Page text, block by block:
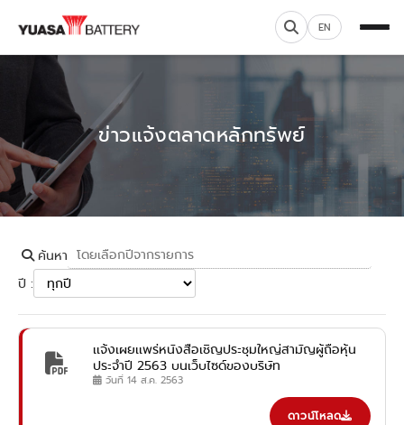
EN
ข่าวแจ้งตลาดหลักทรัพย์
ค้นหา
ปี :
เเจ้งเผยเเพร่หนังสือเชิญประชุมใหญ่สามัญผู้ถือหุ้น
ประจำปี 2563 บนเว็บไซด์ของบริษัท
วันที่ 14 ส.ค. 2563
ดาวน์โหลด